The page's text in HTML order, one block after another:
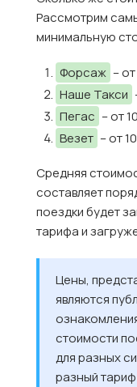
Рассмотрим
минимальную
Форсаж –
Наше Такси
Пегас – от
Везет – от
Средняя
составляет
поездки будет
тарифа и
Цены,
являются
стоимости
для разных
разный